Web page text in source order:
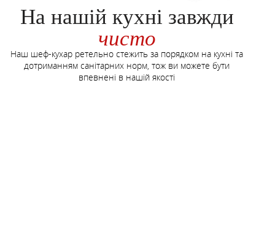
На нашій кухні завжди
чисто
Наш шеф-кухар ретельно стежить за порядком на кухні та
дотриманням санітарних норм, тож ви можете бути
впевнені в нашій якості